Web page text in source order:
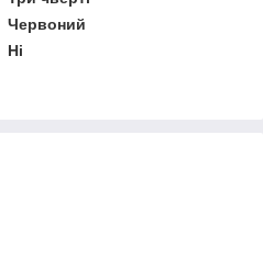
Червоний
Ні